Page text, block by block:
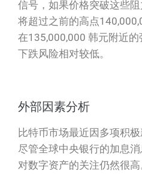
信号，如果价格突破这些
将超过之前的高点
在135,000,000 韩元附近
下跌风险相对较低。
外部因素分析
比特币市场最近因多项积极
尽管全球中央银行的加息
对数字资产的关注仍然很